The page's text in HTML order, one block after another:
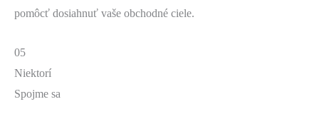
pomôcť dosiahnuť vaše obchodné ciele.
05
Niektorí
Spojme sa